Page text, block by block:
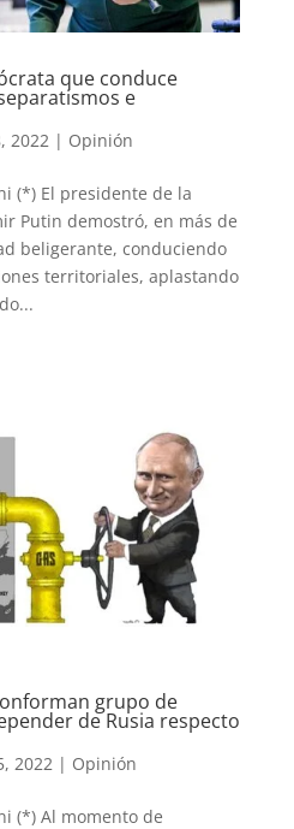
que conduce
e
2022 | Opinión
El presidente de la
Putin demostró, en más de
beligerante, conduciendo
territoriales, aplastando
grupo de
de Rusia respecto
2022 | Opinión
Al momento de